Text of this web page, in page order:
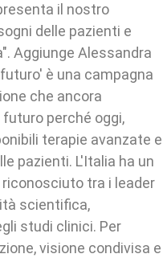
il nostro
delle pazienti e
Aggiunge Alessandra
è una campagna
che ancora
perché oggi,
terapie avanzate e
pazienti. L'Italia ha un
tra i leader
scientifica,
studi clinici. Per
visione condivisa e